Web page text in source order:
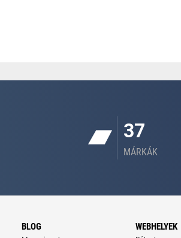
37
MÁRKÁK
BLOG WEBHELYEK